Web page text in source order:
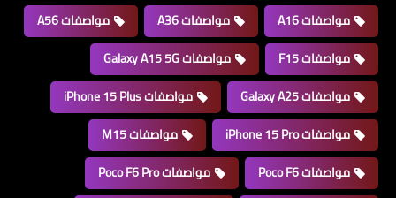
مواصفات A16
مواصفات A36
مواصفات A56
مواصفات F15
مواصفات Galaxy A15 5G
مواصفات Galaxy A25
مواصفات iPhone 15 Plus
مواصفات iPhone 15 Pro
مواصفات M15
مواصفات Poco F6
مواصفات Poco F6 Pro